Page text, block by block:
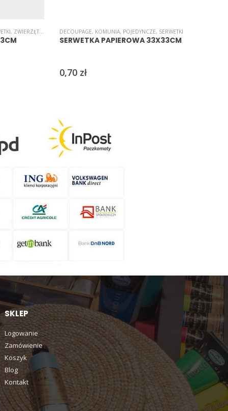
, ZWIERZĘTA/NATURA DECOUPAGE, KOMUNIA, POJEDYNCZE, SERWETKI
SERWETKA PAPIEROWA 33X33CM
0,70 zł
SKLEP
Logowanie
Zamówienie
Koszyk
Blog
Kontakt